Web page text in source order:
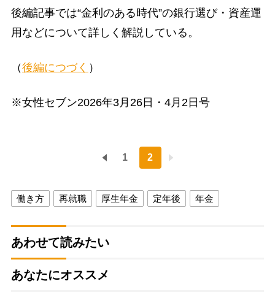
後編記事では“金利のある時代”の銀行選び・資産運
用などについて詳しく解説している。
（後編につづく ）
※女性セブン2026年3月26日・4月2日号
1 2
働き方 再就職 厚生年金 定年後 年金
あわせて読みたい
あなたにオススメ